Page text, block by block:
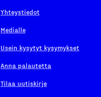
Yhteystiedot
Medialle
Usein kysytyt kysymykset
Anna palautetta
Tilaa uutiskirje